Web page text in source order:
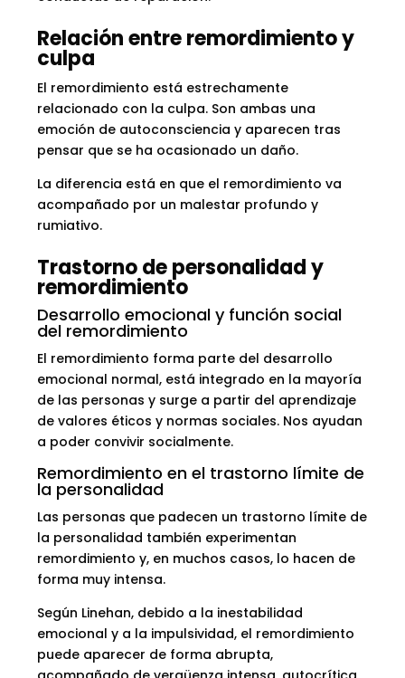
Relación entre remordimiento y
culpa
El remordimiento está estrechamente
relacionado con la culpa. Son ambas una
emoción de autoconsciencia y aparecen tras
pensar que se ha ocasionado un daño.
La diferencia está en que el remordimiento va
acompañado por un malestar profundo y
rumiativo.
Trastorno de personalidad y
remordimiento
Desarrollo emocional y función social
del remordimiento
El remordimiento forma parte del desarrollo
emocional normal, está integrado en la mayoría
de las personas y surge a partir del aprendizaje
de valores éticos y normas sociales. Nos ayudan
a poder convivir socialmente.
Remordimiento en el trastorno límite de
la personalidad
Las personas que padecen un trastorno límite de
la personalidad también experimentan
remordimiento y, en muchos casos, lo hacen de
forma muy intensa.
Según Linehan, debido a la inestabilidad
emocional y a la impulsividad, el remordimiento
puede aparecer de forma abrupta,